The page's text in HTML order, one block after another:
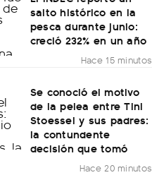
salto histórico en la
pesca durante junio:
creció 232% en un año
Hace 15 minutos
Se conoció el motivo
de la pelea entre Tini
Stoessel y sus padres:
la contundente
decisión que tomó
Hace 20 minutos